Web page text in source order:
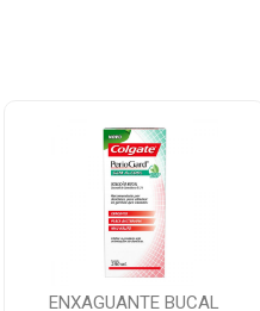
ENXAGUANTE BUCAL